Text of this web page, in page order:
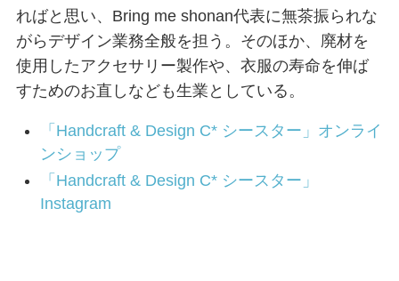
ればと思い、Bring me shonan代表に無茶振られな
がらデザイン業務全般を担う。そのほか、廃材を
使用したアクセサリー製作や、衣服の寿命を伸ば
すためのお直しなども生業としている。
「Handcraft & Design C* シースター」オンライ
ンショップ
「Handcraft & Design C* シースター」
Instagram